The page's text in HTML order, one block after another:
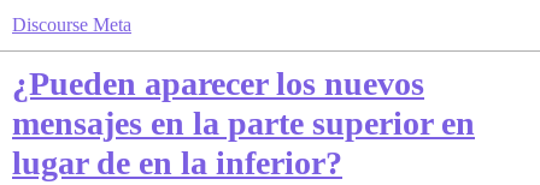
Discourse Meta
¿Pueden aparecer los nuevos
mensajes en la parte superior en
lugar de en la inferior?